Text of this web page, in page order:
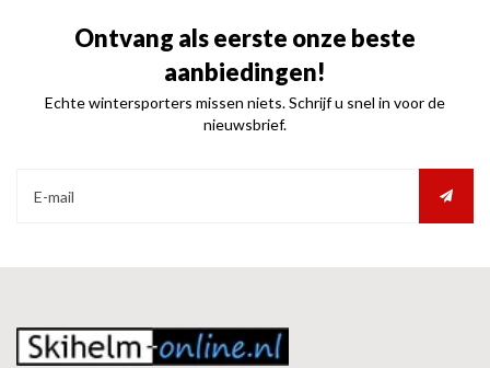
Ontvang als eerste onze beste
aanbiedingen!
Echte wintersporters missen niets. Schrijf u snel in voor de
nieuwsbrief.